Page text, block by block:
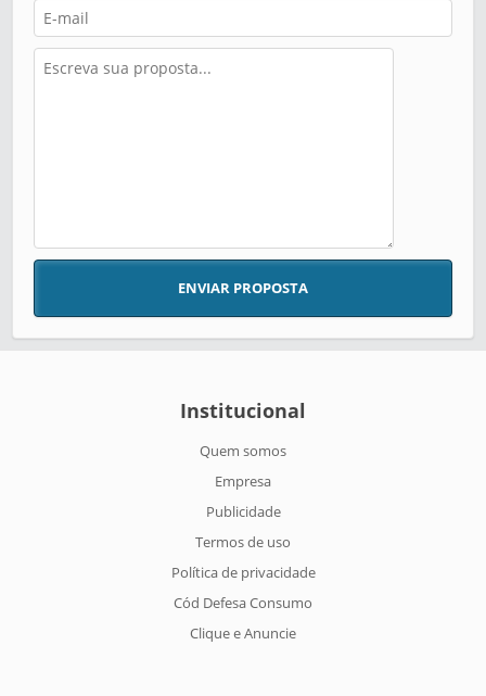
ENVIAR PROPOSTA
Institucional
Quem somos
Empresa
Publicidade
Termos de uso
Política de privacidade
Cód Defesa Consumo
Clique e Anuncie